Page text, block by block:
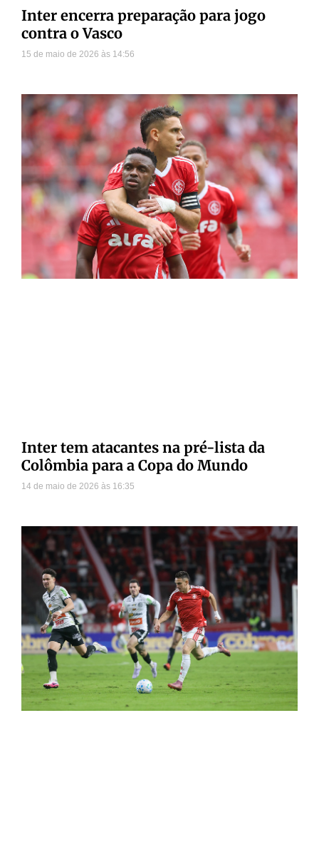
Inter encerra preparação para jogo
contra o Vasco
15 de maio de 2026 14:56
Inter tem atacantes na pré-lista da
Colômbia para a Copa do Mundo
14 de maio de 2026 16:35